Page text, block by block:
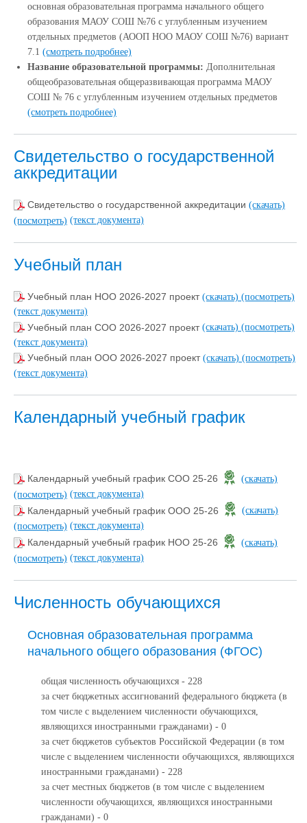
основная образовательная программа начального общего
образования МАОУ СОШ №76 с углубленным изучением
отдельных предметов (АООП НОО МАОУ СОШ №76) вариант
7.1 (смотреть подробнее)
Название образовательной программы: Дополнительная
общеобразовательная общеразвивающая программа МАОУ
СОШ № 76 с углубленным изучением отдельных предметов
(смотреть подробнее)
Свидетельство о государственной
аккредитации
Свидетельство о государственной аккредитации (скачать)
(посмотреть) (текст документа)
Учебный план
Учебный план НОО 2026-2027 проект (скачать) (посмотреть)
(текст документа)
Учебный план СОО 2026-2027 проект (скачать) (посмотреть)
(текст документа)
Учебный план ООО 2026-2027 проект (скачать) (посмотреть)
(текст документа)
Календарный учебный график
Календарный учебный график СОО 25-26
(скачать)
(посмотреть) (текст документа)
Календарный учебный график ООО 25-26
(скачать)
(посмотреть) (текст документа)
Календарный учебный график НОО 25-26
(скачать)
(посмотреть) (текст документа)
Численность обучающихся
Основная образовательная программа
начального общего образования (ФГОС)
общая численность обучающихся - 228
за счет бюджетных ассигнований федерального бюджета (в
том числе с выделением численности обучающихся,
являющихся иностранными гражданами) - 0
за счет бюджетов субъектов Российской Федерации (в том
числе с выделением численности обучающихся, являющихся
иностранными гражданами) - 228
за счет местных бюджетов (в том числе с выделением
численности обучающихся, являющихся иностранными
гражданами) - 0